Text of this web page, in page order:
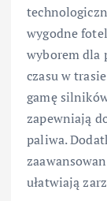
wygodne
wyborem dla
czasu w
gamę
zapewniają
paliwa.
ułatwiają